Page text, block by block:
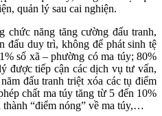
quản lý sau cai nghiện.
năng tăng cường đấu tranh,
đấu duy trì, không để phát sinh tệ
số xã – phường có ma túy; 80%
được tiếp cận các dịch vụ tư vấn,
đấu tranh triệt xóa các tụ điểm
chất ma túy tăng từ 5 đến 10%
“điểm nóng” về ma túy,…